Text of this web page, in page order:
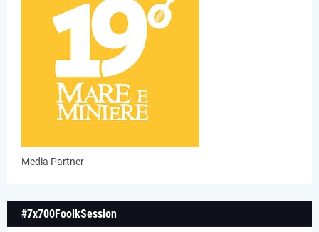
Media Partner
#7x700FoolkSession